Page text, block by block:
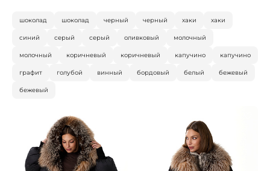
шоколад шоколад черный черный хаки хаки
синий серый серый оливковый молочный
молочный коричневый коричневый капучино капучино
графит голубой винный бордовый белый бежевый
бежевый